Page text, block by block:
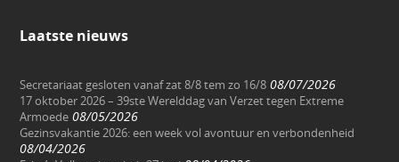
Laatste nieuws
Secretariaat gesloten vanaf zat 8/8 tem zo 16/8 08/07/2026
17 oktober 2026 – 39ste Werelddag van Verzet tegen Extreme
Armoede 08/05/2026
Gezinsvakantie 2026: een week vol avontuur en verbondenheid
08/04/2026